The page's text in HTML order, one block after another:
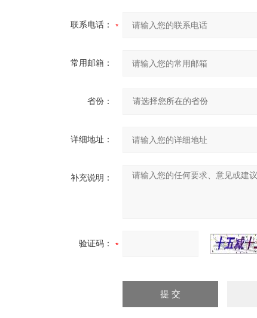
联系电话：
常用邮箱：
省份：
详细地址：
补充说明：
验证码：